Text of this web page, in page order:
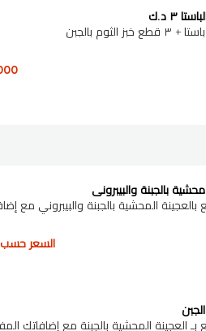
٣ د.ك
بالجبنة والبيبروني
بالعجينة المحشية بالجبنة والبيبروني مع
السعر حسب
بـ العجينة المحشية بالجبنة مع إضافاتك